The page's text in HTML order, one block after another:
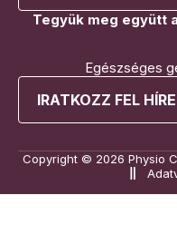
Tegyük meg együtt
Egészséges
IRATKOZZ FEL
Copyright © 2026 Physio